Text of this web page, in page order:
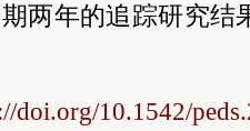
两年的追踪研究结
doi.org/10.1542/